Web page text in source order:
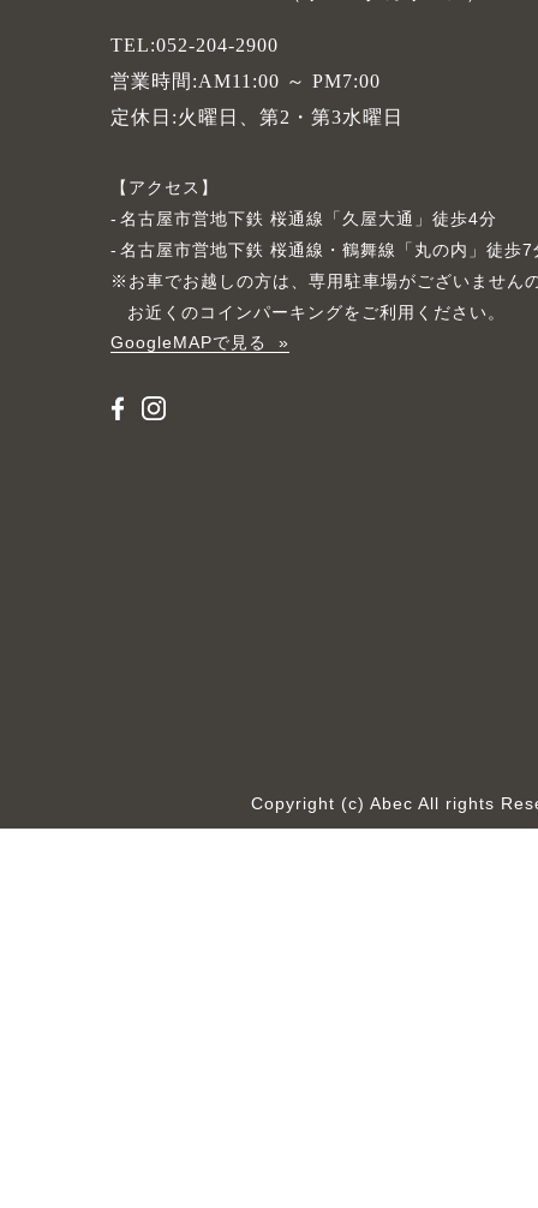
TEL:052-204-2900
営業時間:AM11:00 ～ PM7:00
定休日:火曜日、第2・第3水曜日
アクセス
名古屋市営地下鉄 桜通線「久屋大通」徒歩4分
名古屋市営地下鉄 桜通線・鶴舞線「丸の内」徒歩7
※お車でお越しの方は、専用駐車場がございません
お近くのコインパーキングをご利用ください。
GoogleMAPで見る
Copyright (c) Abec All rights